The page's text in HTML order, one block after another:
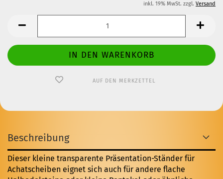
inkl. 19% MwSt. zzgl. Versand
AUF DEN MERKZETTEL
Beschreibung
Dieser kleine transparente Präsentation-Ständer für
Achatscheiben eignet sich auch für andere flache